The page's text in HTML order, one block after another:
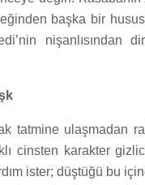
başka bir
nişanlısından
tatmine ulaşmadan
cinsten karakter
ister; düştüğü bu